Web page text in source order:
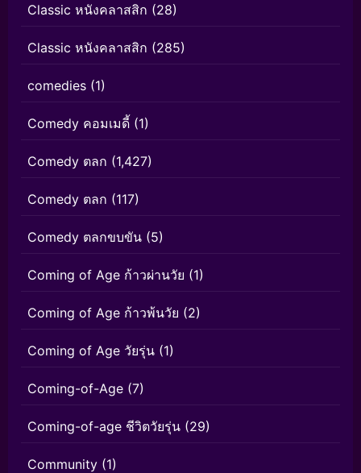
Classic หนังคลาสสิก (28)
Classic หนังคลาสสิก (285)
comedies (1)
Comedy คอมเมดี้ (1)
Comedy ตลก (1,427)
Comedy ตลก (117)
Comedy ตลกขบขัน (5)
Coming of Age ก้าวผ่านวัย (1)
Coming of Age ก้าวพ้นวัย (2)
Coming of Age วัยรุ่น (1)
Coming-of-Age (7)
Coming-of-age ชีวิตวัยรุ่น (29)
Community (1)